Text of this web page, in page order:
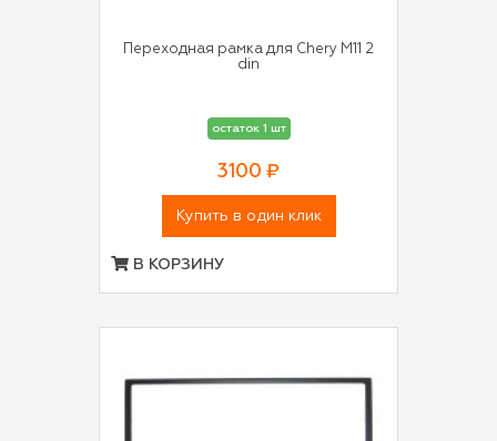
Переходная рамка для Chery M11 2
din
остаток 1 шт
3100 ₽
Купить в один клик
В КОРЗИНУ